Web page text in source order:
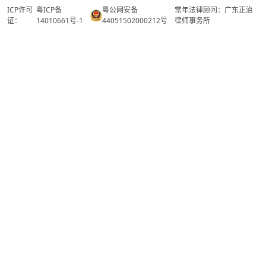
ICP许可
证：
粤ICP备
14010661号-1
粤公网安备
44051502000212号
常年法律顾问：广东正治
律师事务所